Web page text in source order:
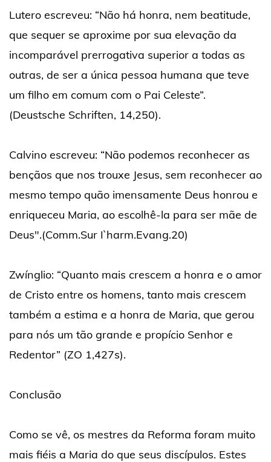
Lutero escreveu: “Não há honra, nem beatitude,
que sequer se aproxime por sua elevação da
incomparável prerrogativa superior a todas as
outras, de ser a única pessoa humana que teve
um filho em comum com o Pai Celeste”.
(Deustsche Schriften, 14,250).
Calvino escreveu: “Não podemos reconhecer as
bençãos que nos trouxe Jesus, sem reconhecer ao
mesmo tempo quão imensamente Deus honrou e
enriqueceu Maria, ao escolhê-la para ser mãe de
Deus".(Comm.Sur I`harm.Evang.20)
Zwínglio: “Quanto mais crescem a honra e o amor
de Cristo entre os homens, tanto mais crescem
também a estima e a honra de Maria, que gerou
para nós um tão grande e propício Senhor e
Redentor” (ZO 1,427s).
Conclusão
Como se vê, os mestres da Reforma foram muito
mais fiéis a Maria do que seus discípulos. Estes